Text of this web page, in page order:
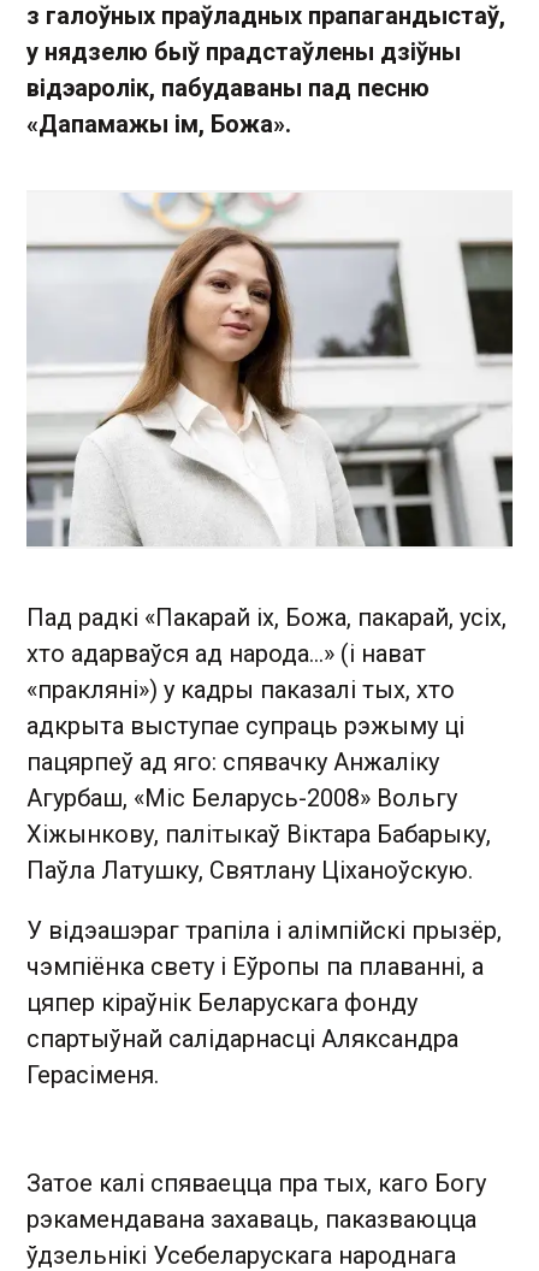
з галоўных праўладных прапагандыстаў,
у нядзелю быў прадстаўлены дзіўны
відэаролік, пабудаваны пад песню
«Дапамажы ім, Божа».
Пад радкі «Пакарай іх, Божа, пакарай, усіх,
хто адарваўся ад народа...» (і нават
«пракляні») у кадры паказалі тых, хто
адкрыта выступае супраць рэжыму ці
пацярпеў ад яго: спявачку Анжаліку
Агурбаш, «Міс Беларусь-2008» Вольгу
Хіжынкову, палітыкаў Віктара Бабарыку,
Паўла Латушку, Святлану Ціханоўскую.
У відэашэраг трапіла і алімпійскі прызёр,
чэмпіёнка свету і Еўропы па плаванні, а
цяпер кіраўнік Беларускага фонду
спартыўнай салідарнасці Аляксандра
Герасіменя.
Затое калі спяваецца пра тых, каго Богу
рэкамендавана захаваць, паказваюцца
ўдзельнікі Усебеларускага народнага